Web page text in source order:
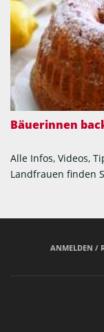
Bäuerinnen
Alle Infos, Videos,
Landfrauen finden
ANMELDEN /